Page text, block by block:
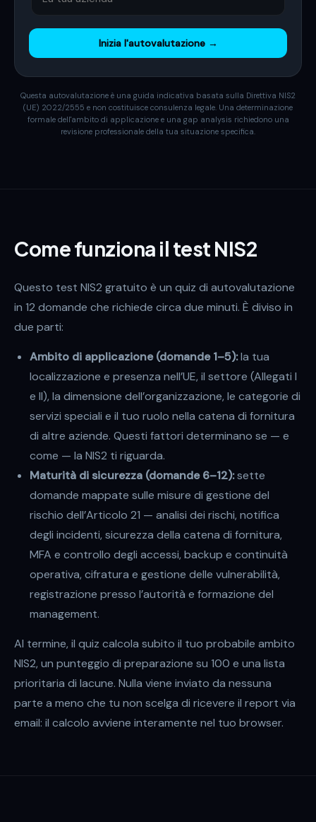
Inizia l'autovalutazione →
Questa autovalutazione è una guida indicativa basata sulla Direttiva NIS2
(UE) 2022/2555 e non costituisce consulenza legale. Una determinazione
formale dell'ambito di applicazione e una gap analysis richiedono una
revisione professionale della tua situazione specifica.
Come funziona il test NIS2
Questo test NIS2 gratuito è un quiz di autovalutazione
in 12 domande che richiede circa due minuti. È diviso in
due parti:
Ambito di applicazione (domande 1–5):la tua
localizzazione e presenza nell’UE, il settore (Allegati I
e II), la dimensione dell’organizzazione, le categorie di
servizi speciali e il tuo ruolo nella catena di fornitura
di altre aziende. Questi fattori determinano se — e
come — la NIS2 ti riguarda.
Maturità di sicurezza (domande 6–12):sette
domande mappate sulle misure di gestione del
rischio dell’Articolo 21 — analisi dei rischi, notifica
degli incidenti, sicurezza della catena di fornitura,
MFA e controllo degli accessi, backup e continuità
operativa, cifratura e gestione delle vulnerabilità,
registrazione presso l’autorità e formazione del
management.
Al termine, il quiz calcola subito il tuo probabile ambito
NIS2, un punteggio di preparazione su 100 e una lista
prioritaria di lacune. Nulla viene inviato da nessuna
parte a meno che tu non scelga di ricevere il report via
email: il calcolo avviene interamente nel tuo browser.